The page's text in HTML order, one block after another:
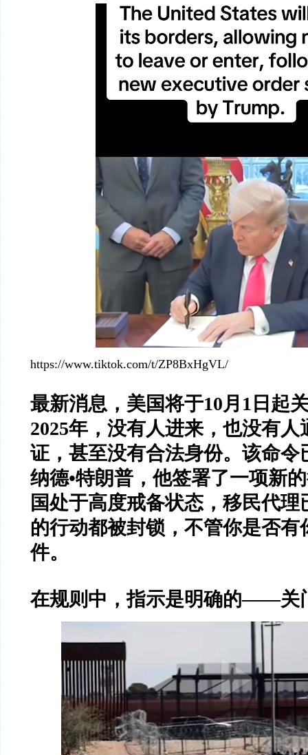
https://www.tiktok.com/t/ZP8BxHgVL/
最新消息，美国将于10月1日起
2025年，没有人进来，也没有
证，甚至没有合法身份。该命令
纳德•特朗普，他签署了一项新
国处于高度戒备状态，移民代理
的行动都被封锁，不管你是否有
件。
在规则中，指示是明确的——关